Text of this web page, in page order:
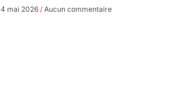
4 mai 2026 Aucun commentaire